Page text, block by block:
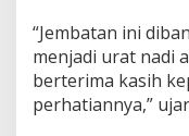
“Jembatan ini
menjadi urat nadi
berterima kasih
perhatiannya,”